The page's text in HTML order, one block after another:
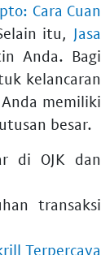
Cara Cuan
itu, Jasa
Anda. Bagi
kelancaran
memiliki
besar.
di OJK dan
transaksi
Terpercaya